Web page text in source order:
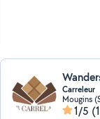
Carreleur
Mougins
1/5